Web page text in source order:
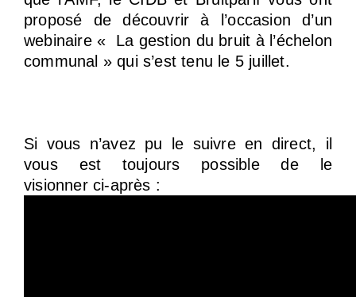
proposé de découvrir à l’occasion d’un
webinaire « La gestion du bruit à l’échelon
communal » qui s’est tenu le 5 juillet.
Si vous n’avez pu le suivre en direct, il
vous est toujours possible de le
visionner ci-après :